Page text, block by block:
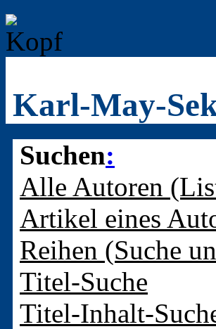
Karl-May-
Suchen:
Alle Autoren
Artikel eines
Reihen (Suche
Titel-Suche
Titel-Inhalt-